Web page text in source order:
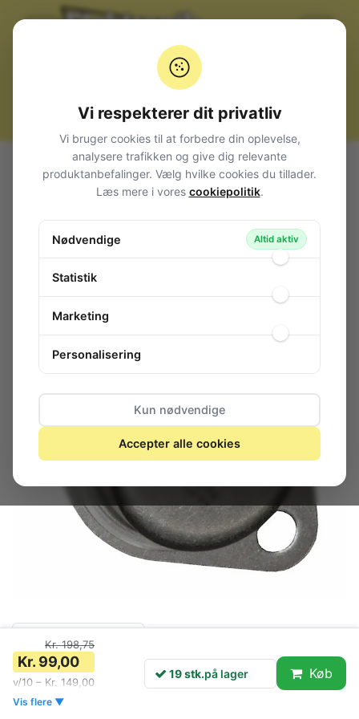
Alle produkter Komponenter
Spændingsregulatorer
TO-3 hus
Spændingsregulator +12V 1A TO-3
111-818 / LM340K
19 stk.på lager
* V REG +12V, TO-3-2, 340 * Voltage Regulator
Type:Positive Fixed * Max Input Voltage:35V * Max Output
Kr. 198,75
Kr. 99,00
v/10 – Kr. 149,00
Vis flere ▼
19 stk.på lager Køb
Vi respekterer dit privatliv
Vi bruger cookies til at forbedre din oplevelse,
analysere trafikken og give dig relevante
produktanbefalinger. Vælg hvilke cookies du tillader.
Læs mere i vores cookiepolitik.
Nødvendige Altid aktiv
Statistik
Marketing
Personalisering
Kun nødvendige
Accepter alle cookies